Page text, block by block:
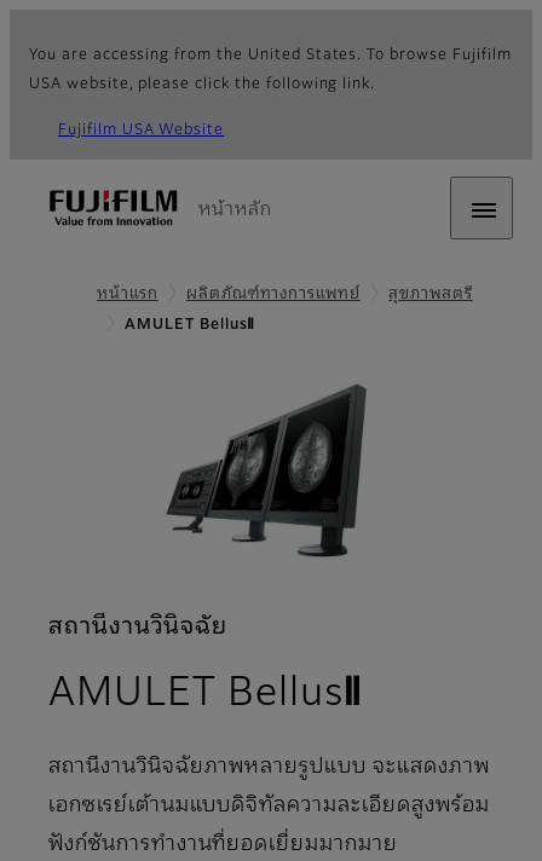
You are accessing from the United States. To browse Fujifilm
USA website, please click the following link.
Fujifilm USA Website
หน้าหลัก
หน้าแรก ผลิตภัณฑ์ทางการแพทย์
สุขภาพสตรี
AMULET BellusⅡ
สถานีงานวินิจฉัย
AMULET BellusⅡ
สถานีงานวินิจฉัยภาพหลายรูปแบบ จะแสดงภาพ
เอกซเรย์เต้านมแบบดิจิทัลความละเอียดสูงพร้อม
ฟังก์ชันการทํางานที่ยอดเยี่ยมมากมาย